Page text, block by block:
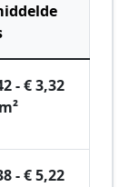
- € 3,32
- € 5,22